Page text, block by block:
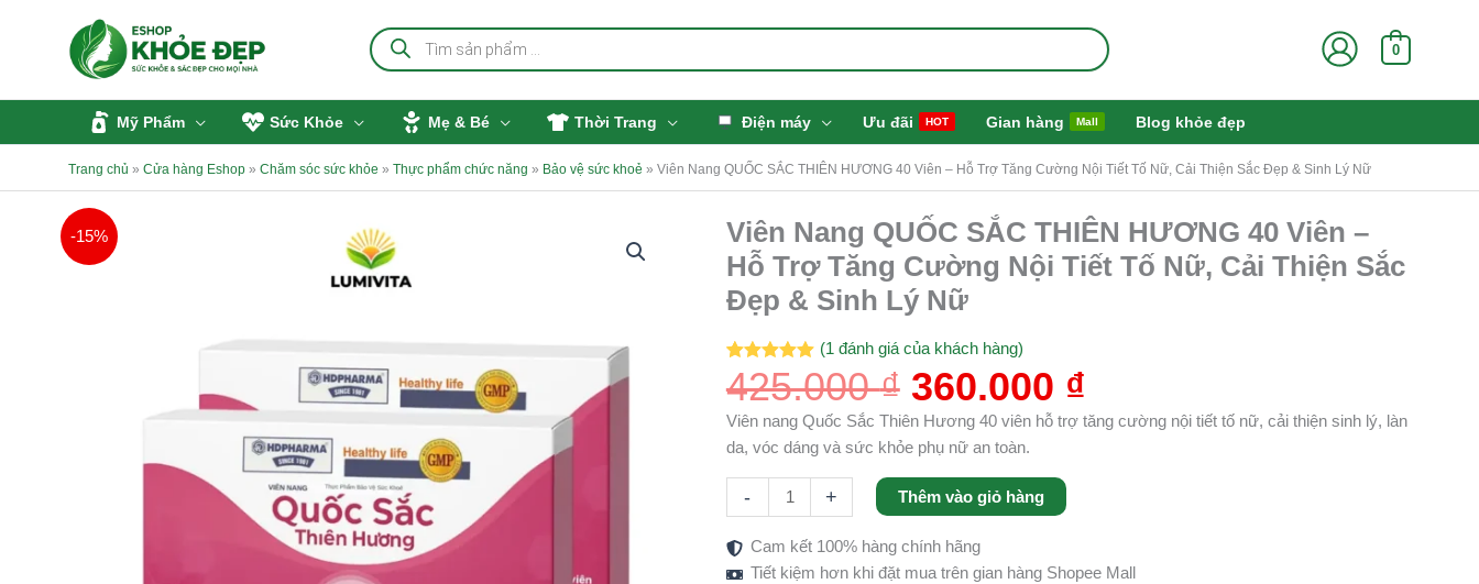
Tìm
kiếm
sản
0
Mỹ Phẩm Sức Khỏe Mẹ & Bé Thời Trang Điện máy Ưu đãi HOT Gian hàng Mall Blog khỏe đẹp
Trang chủ » Cửa hàng Eshop » Chăm sóc sức khỏe » Thực phẩm chức năng » Bảo vệ sức khoẻ » Viên Nang QUỐC SẮC THIÊN HƯƠNG 40 Viên – Hỗ Trợ Tăng Cường Nội Tiết Tố Nữ, Cải Thiện Sắc Đẹp & Sinh Lý Nữ
-15%
Viên Nang QUỐC SẮC THIÊN HƯƠNG 40 Viên –
Hỗ Trợ Tăng Cường Nội Tiết Tố Nữ, Cải Thiện Sắc
Đẹp & Sinh Lý Nữ
5.00trên 5
dựa trên
(1 đánh giá của khách hàng)
425.000₫
Giá
gốc
là:
425.000 ₫.
360.000 ₫
Giá
hiện
tại
Viên nang Quốc Sắc Thiên Hương 40 viên hỗ trợ tăng cường nội tiết tố nữ, cải thiện sinh lý, làn
da, vóc dáng và sức khỏe phụ nữ an toàn.
-
Viên
Nang
QUỐC
SẮC
HƯƠNG
40
Viên
Tăng
Cường
Nội
+ Thêm vào giỏ hàng
Cam kết 100% hàng chính hãng
Tiết kiệm hơn khi đặt mua trên gian hàng Shopee Mall